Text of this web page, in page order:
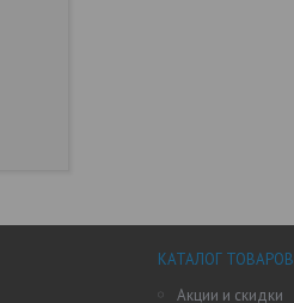
КАТАЛОГ ТОВАРОВ
Акции и скидки